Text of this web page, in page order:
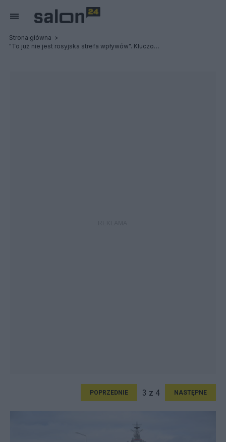
Strona główna
"To już nie jest rosyjska strefa wpływów". Kluczowa baza w Redzikowie otwarta
POPRZEDNIE 3 z 4 NASTĘPNE